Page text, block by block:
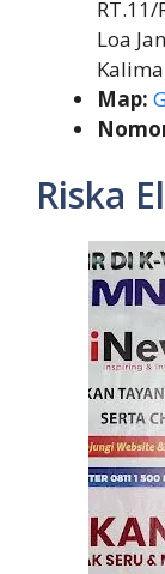
RT.11/
Loa
Map:
Riska